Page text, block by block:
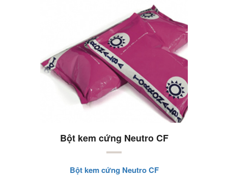
Bột kem cứng Neutro CF
Bột kem cứng Neutro CF